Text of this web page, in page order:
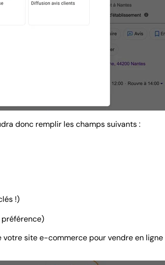
donc remplir les champs suivants :
!)
votre site e-commerce pour vendre en ligne